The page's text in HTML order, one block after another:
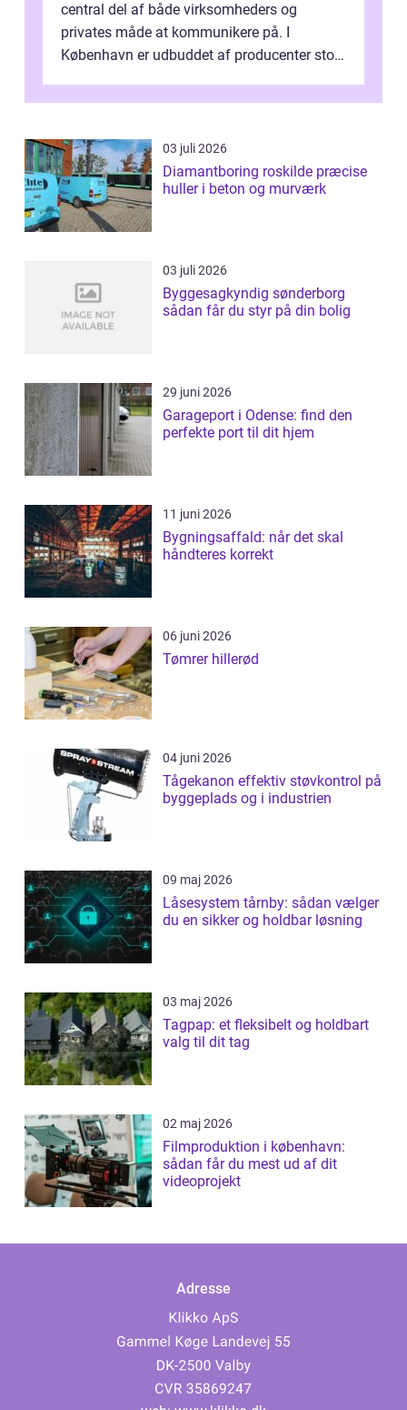
central del af både virksomheders og
privates måde at kommunikere på. I
København er udbuddet af producenter stort,
inti...
03 juli 2026
Diamantboring roskilde præcise
huller i beton og murværk
03 juli 2026
Byggesagkyndig sønderborg
sådan får du styr på din bolig
29 juni 2026
Garageport i Odense: find den
perfekte port til dit hjem
11 juni 2026
Bygningsaffald: når det skal
håndteres korrekt
06 juni 2026
Tømrer hillerød
04 juni 2026
Tågekanon effektiv støvkontrol på
byggeplads og i industrien
09 maj 2026
Låsesystem tårnby: sådan vælger
du en sikker og holdbar løsning
03 maj 2026
Tagpap: et fleksibelt og holdbart
valg til dit tag
02 maj 2026
Filmproduktion i københavn:
sådan får du mest ud af dit
videoprojekt
Adresse